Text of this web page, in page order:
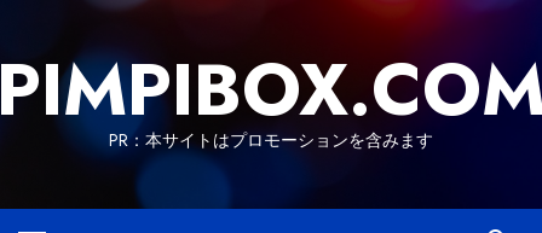
content
PR：本サイトはプロモーションを含みます